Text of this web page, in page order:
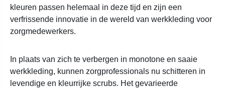
kleuren passen helemaal in deze tijd en zijn een
verfrissende innovatie in de wereld van werkkleding voor
zorgmedewerkers.
In plaats van zich te verbergen in monotone en saaie
werkkleding, kunnen zorgprofessionals nu schitteren in
levendige en kleurrijke scrubs. Het gevarieerde